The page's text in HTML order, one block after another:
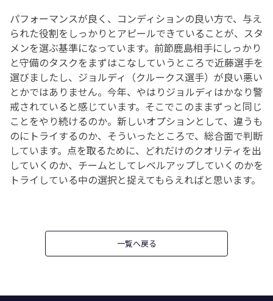
パフォーマンスが良く、コンディションの良い方で、与え
られた役割をしっかりとアピールできていることが、スタ
メンを選ぶ基準になっています。前節鹿島相手にしっかり
と守備のタスクをまずはこなしていうところで近藤選手を
選びましたし、ジョルディ（クルークス選手）が良い悪い
とかではありません。今年、やはりジョルディはかなり警
戒されていると感じています。そこでこのままずっと同じ
ことをやり続けるのか。新しいオプションとして、違うも
のにトライするのか、そういったところで、総合面で判断
しています。点を取るために、どれだけのクオリティを出
していくのか、チームとしてレベルアップしていくのかを
トライしている中の選択と捉えてもらえればと思います。
一覧へ戻る